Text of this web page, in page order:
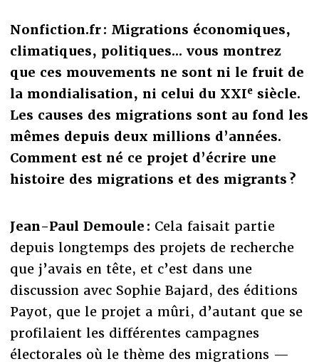
Nonfiction.fr : Migrations économiques,
climatiques, politiques... vous montrez
que ces mouvements ne sont ni le fruit de
la mondialisation, ni celui du XXIesiècle.
Les causes des migrations sont au fond les
mêmes depuis deux millions d’années.
Comment est né ce projet d’écrire une
histoire des migrations et des migrants ?
Jean-Paul Demoule : Cela faisait partie
depuis longtemps des projets de recherche
que j’avais en tête, et c’est dans une
discussion avec Sophie Bajard, des éditions
Payot, que le projet a mûri, d’autant que se
profilaient les différentes campagnes
électorales où le thème des migrations —